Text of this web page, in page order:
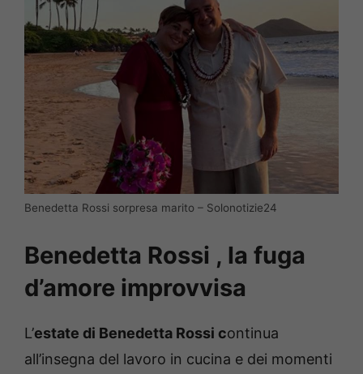
Benedetta Rossi sorpresa marito – Solonotizie24
Benedetta Rossi , la fuga
d’amore improvvisa
L’estate di Benedetta Rossi continua
all’insegna del lavoro in cucina e dei momenti